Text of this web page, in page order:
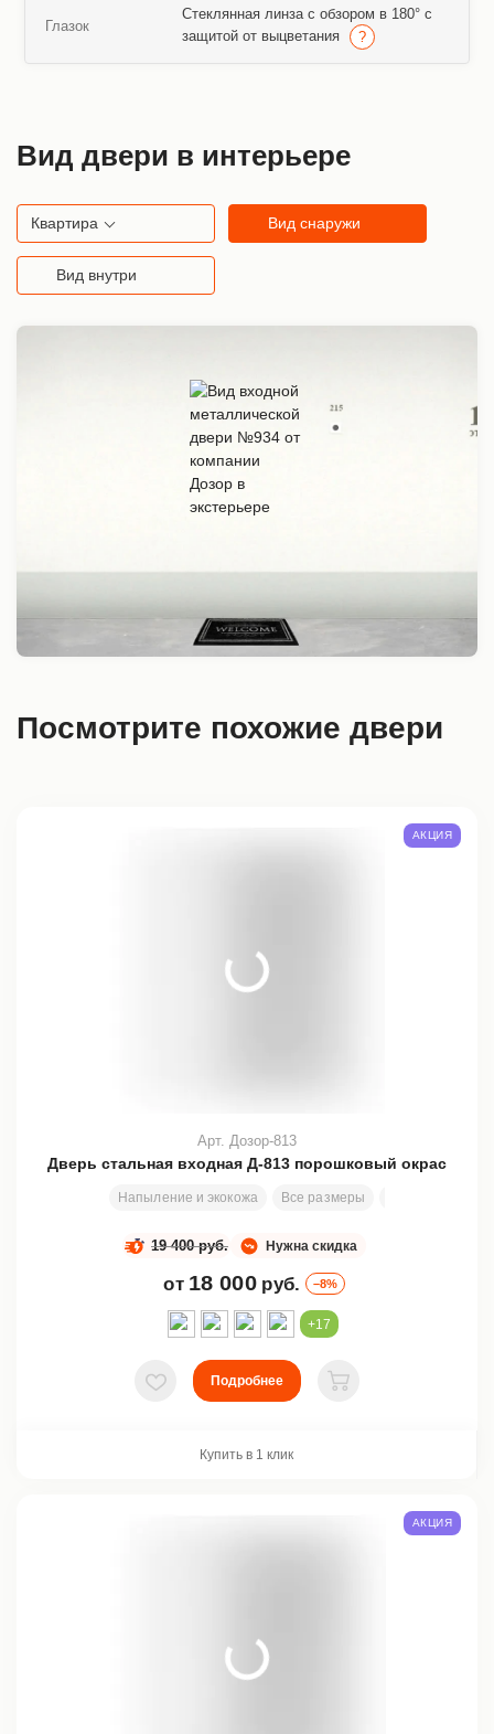
Глазок
Стеклянная линза с обзором в 180° с
защитой от выцветания
Вид двери в интерьере
Квартира Вид снаружи
Вид внутри
Посмотрите похожие двери
Дверь стальная входная Д-813 порошковый окрас
Напыление и экокожа Все размеры
Арт. Дозор-813
Нужна скидка
19 400 руб.
от 18 000 руб. –8%
АКЦИЯ
+17
В избранное
Подробнее
В корзину
Купить в 1 клик
АКЦИЯ